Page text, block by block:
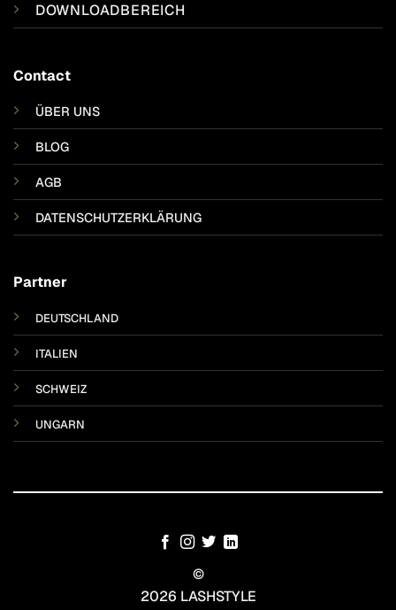
DOWNLOADBEREICH
Contact
ÜBER UNS
BLOG
AGB
DATENSCHUTZERKLÄRUNG
Partner
DEUTSCHLAND
ITALIEN
SCHWEIZ
UNGARN
©
2026 LASHSTYLE